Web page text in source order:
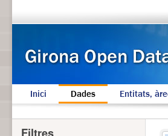
Inici Dades Entitats,